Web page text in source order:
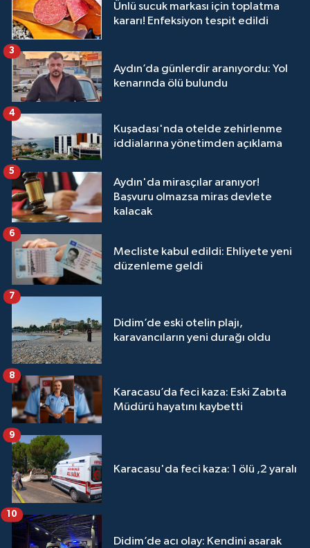
Ünlü sucuk markası için toplatma
kararı! Enfeksiyon tespit edildi
Aydın’da günlerdir aranıyordu: Yol
kenarında ölü bulundu
3
Kuşadası'nda otelde zehirlenme
iddialarına yönetimden açıklama
4
Aydın'da mirasçılar aranıyor!
Başvuru olmazsa miras devlete
kalacak
5
Mecliste kabul edildi: Ehliyete yeni
düzenleme geldi
6
Didim’de eski otelin plajı,
karavancıların yeni durağı oldu
7
Karacasu’da feci kaza: Eski Zabıta
Müdürü hayatını kaybetti
8
Karacasu'da feci kaza: 1 ölü ,2 yaralı
9
Didim’de acı olay: Kendini asarak
10